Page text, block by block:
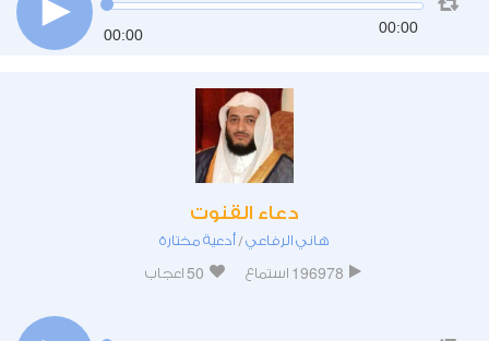
00:00 00:00
دعاء القنوت
هاني الرفاعي/أدعية مختارة
196978 استماع 50 اعجاب